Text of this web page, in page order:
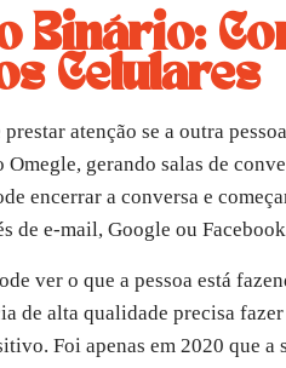
Binário:
Celulares
prestar atenção se a outra
Omegle, gerando salas de
encerrar a conversa e
de e-mail, Google ou
ver o que a pessoa está
de alta qualidade precisa
Foi apenas em 2020 que